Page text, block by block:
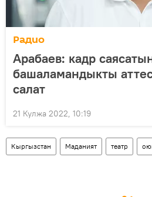
Радио
Арабаев: кадр
башаламандыкты
салат
21 Кулжа 2022, 10:19
Кыргызстан Маданият театр